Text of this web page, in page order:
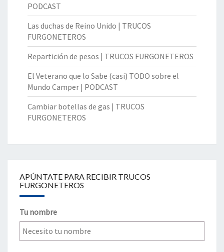
PODCAST
Las duchas de Reino Unido | TRUCOS
FURGONETEROS
Repartición de pesos | TRUCOS FURGONETEROS
El Veterano que lo Sabe (casi) TODO sobre el
Mundo Camper | PODCAST
Cambiar botellas de gas | TRUCOS
FURGONETEROS
APÚNTATE PARA RECIBIR TRUCOS
FURGONETEROS
Tu nombre